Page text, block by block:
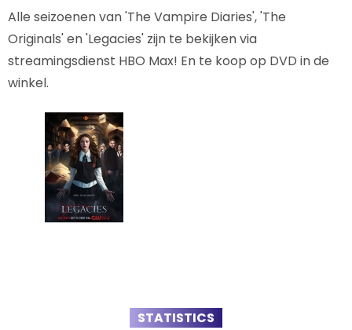
Alle seizoenen van 'The Vampire Diaries', 'The
Originals' en 'Legacies' zijn te bekijken via
streamingsdienst HBO Max! En te koop op DVD in de
winkel.
STATISTICS